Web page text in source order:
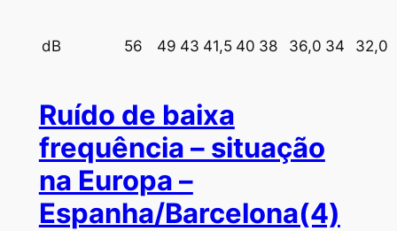
dB 56 49 43 41,5 40 38 36,0 34 32,0
Ruído de baixa
frequência – situação
na Europa –
Espanha/Barcelona(4)